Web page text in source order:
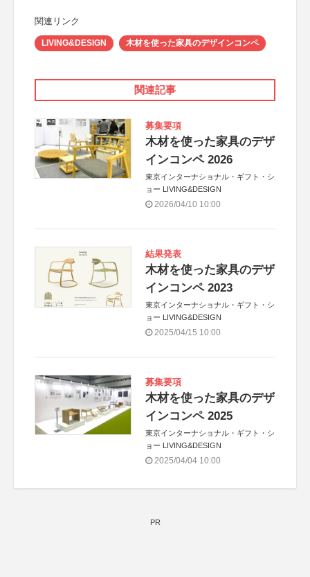
関連リンク
LIVING&DESIGN 木材を使った家具のデザインコンペ
関連記事
募集要項
木材を使った家具のデザ
インコンペ 2026
東京インターナショナル・ギフト・シ
ョー LIVING&DESIGN
2026/04/10 10:00
結果発表
木材を使った家具のデザ
インコンペ 2023
東京インターナショナル・ギフト・シ
ョー LIVING&DESIGN
2025/04/15 10:00
募集要項
木材を使った家具のデザ
インコンペ 2025
東京インターナショナル・ギフト・シ
ョー LIVING&DESIGN
2025/04/04 10:00
PR